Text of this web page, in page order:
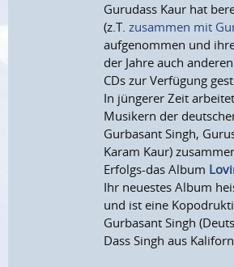
Gurudass Kaur hat
(z.T.zusammen mit
aufgenommen und
der Jahre auch
CDs zur Verfügung
In jüngerer Zeit
Musikern der
Gurbasant Singh,
Karam Kaur)
Erfolgs-das Album
Ihr neuestes Album
und ist eine
Gurbasant Singh
Dass Singh aus